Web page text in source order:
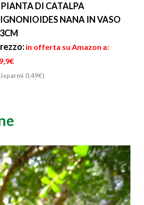
PIANTA DI CATALPA
NANA IN VASO
in offerta su Amazon a:
0,49€)